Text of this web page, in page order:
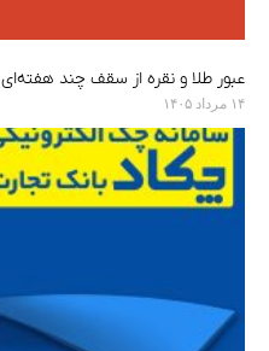
عبور طلا و نقره از سقف چند هفته‌ای
۱۴ مرداد ۱۴۰۵